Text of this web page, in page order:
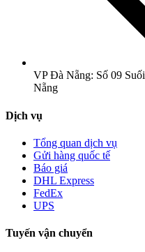
VP Đà Nẵng: Số 09
Nẵng
Dịch vụ
Tổng quan dịch vụ
Gửi hàng quốc tế
Báo giá
DHL Express
FedEx
UPS
Tuyến vận chuyển